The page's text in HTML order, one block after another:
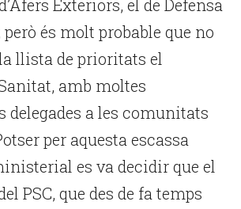
Exteriors, el de Defensa
però és molt probable que no
llista de prioritats el
amb moltes
delegades a les comunitats
per aquesta escassa
es va decidir que el
PSC, que des de fa temps